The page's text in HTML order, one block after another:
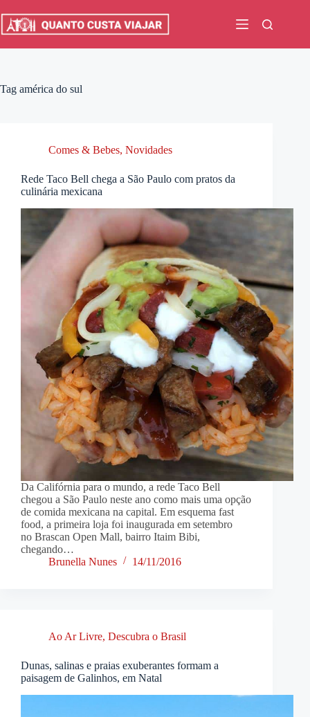
para
Tag américa do sul
Comes & Bebes, Novidades
Rede Taco Bell chega a São Paulo com pratos da
culinária mexicana
Da Califórnia para o mundo, a rede Taco Bell
chegou a São Paulo neste ano como mais uma opção
de comida mexicana na capital. Em esquema fast
food, a primeira loja foi inaugurada em setembro
no Brascan Open Mall, bairro Itaim Bibi,
chegando…
Brunella Nunes
14/11/2016
Ao Ar Livre, Descubra o Brasil
Dunas, salinas e praias exuberantes formam a
paisagem de Galinhos, em Natal